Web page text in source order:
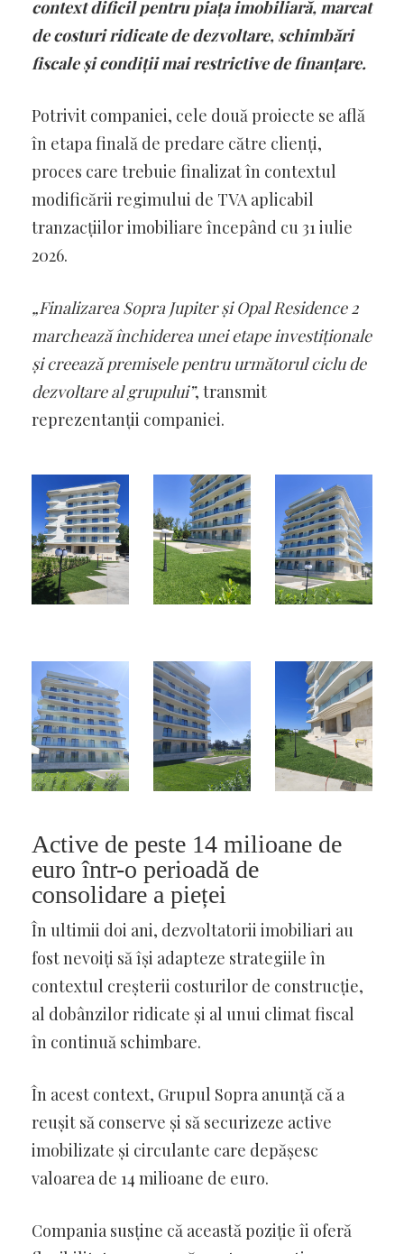
context dificil pentru piața imobiliară, marcat
de costuri ridicate de dezvoltare, schimbări
fiscale și condiții mai restrictive de finanțare.
Potrivit companiei, cele două proiecte se află
în etapa finală de predare către clienți,
proces care trebuie finalizat în contextul
modificării regimului de TVA aplicabil
tranzacțiilor imobiliare începând cu 31 iulie
2026.
„Finalizarea Sopra Jupiter și Opal Residence 2
marchează închiderea unei etape investiționale
și creează premisele pentru următorul ciclu de
dezvoltare al grupului”, transmit
reprezentanții companiei.
Active de peste 14 milioane de
euro într-o perioadă de
consolidare a pieței
În ultimii doi ani, dezvoltatorii imobiliari au
fost nevoiți să își adapteze strategiile în
contextul creșterii costurilor de construcție,
al dobânzilor ridicate și al unui climat fiscal
în continuă schimbare.
În acest context, Grupul Sopra anunță că a
reușit să conserve și să securizeze active
imobilizate și circulante care depășesc
valoarea de 14 milioane de euro.
Compania susține că această poziție îi oferă